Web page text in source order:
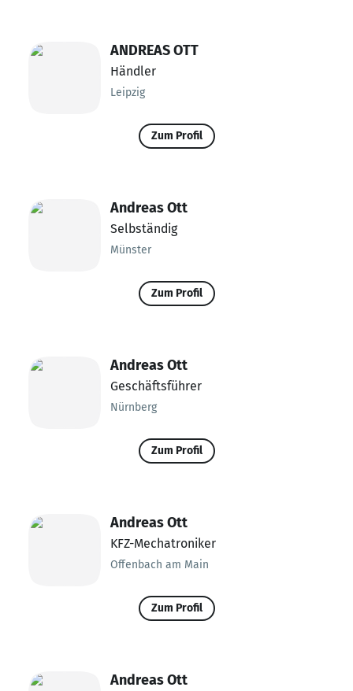
ANDREAS OTT
Händler
Leipzig
Zum Profil
Andreas Ott
Selbständig
Münster
Zum Profil
Andreas Ott
Geschäftsführer
Nürnberg
Zum Profil
Andreas Ott
KFZ-Mechatroniker
Offenbach am Main
Zum Profil
Andreas Ott